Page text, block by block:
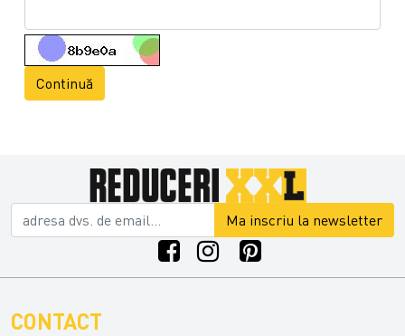
Continuă
Ma inscriu la newsletter
CONTACT